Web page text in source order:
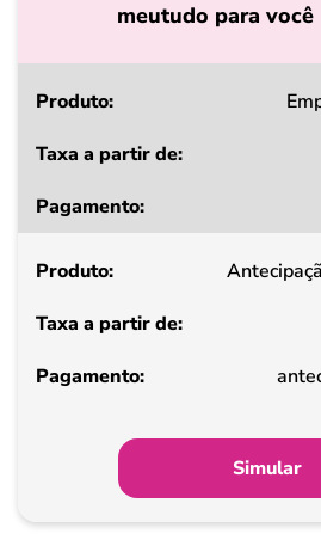
meutudo para você
Produto
a
de
Pagamento
Simular